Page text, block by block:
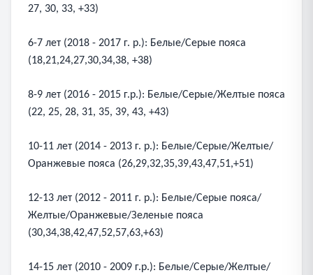
27, 30, 33, +33)
6-7 лет (2018 - 2017 г. р.): Белые/Серые пояса
(18,21,24,27,30,34,38, +38)
8-9 лет (2016 - 2015 г.р.): Белые/Серые/Желтые пояса
(22, 25, 28, 31, 35, 39, 43, +43)
10-11 лет (2014 - 2013 г. р.): Белые/Серые/Желтые/
Оранжевые пояса (26,29,32,35,39,43,47,51,+51)
12-13 лет (2012 - 2011 г. р.): Белые/Серые пояса/
Желтые/Оранжевые/Зеленые пояса
(30,34,38,42,47,52,57,63,+63)
14-15 лет (2010 - 2009 г.р.): Белые/Серые/Желтые/